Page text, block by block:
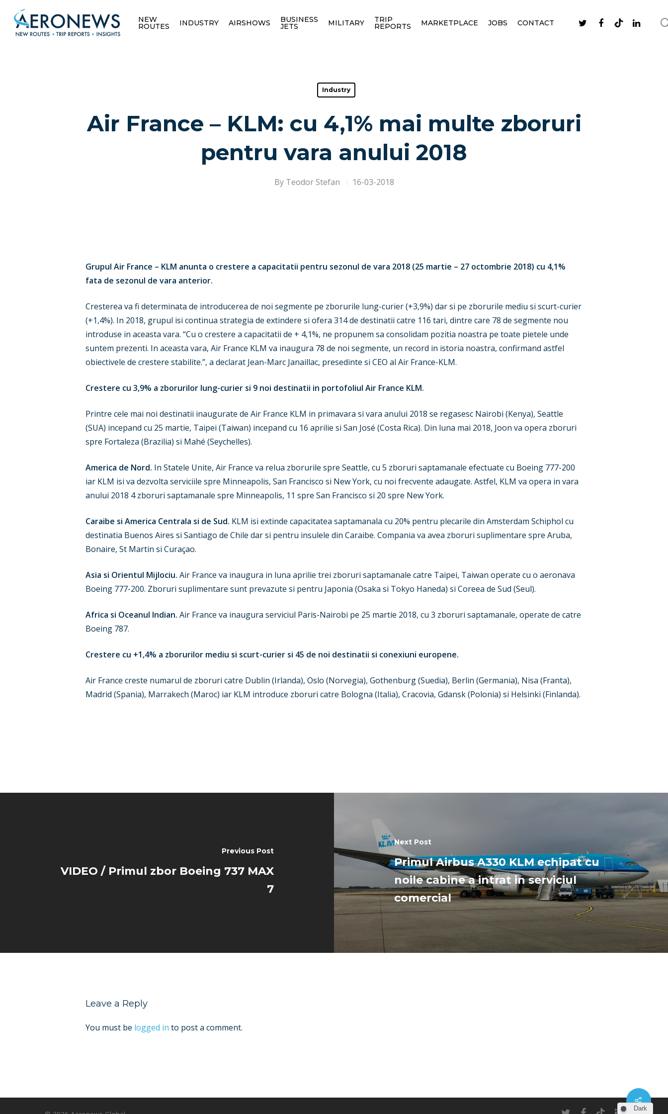
NEW
ROUTES INDUSTRY AIRSHOWS BUSINESS
JETS MILITARY TRIP
REPORTS MARKETPLACE JOBS CONTACT
Industry
Air France – KLM: cu 4,1% mai multe zboruri
pentru vara anului 2018
By Teodor Stefan 16-03-2018
Grupul Air France – KLM anunta o crestere a capacitatii pentru sezonul de vara 2018 (25 martie – 27 octombrie 2018) cu 4,1%
fata de sezonul de vara anterior.
Cresterea va fi determinata de introducerea de noi segmente pe zborurile lung-curier (+3,9%) dar si pe zborurile mediu si scurt-curier
(+1,4%). In 2018, grupul isi continua strategia de extindere si ofera 314 de destinatii catre 116 tari, dintre care 78 de segmente nou
introduse in aceasta vara. “Cu o crestere a capacitatii de + 4,1%, ne propunem sa consolidam pozitia noastra pe toate pietele unde
suntem prezenti. In aceasta vara, Air France KLM va inaugura 78 de noi segmente, un record in istoria noastra, confirmand astfel
obiectivele de crestere stabilite.”, a declarat Jean-Marc Janaillac, presedinte si CEO al Air France-KLM.
Crestere cu 3,9% a zborurilor lung-curier si 9 noi destinatii in portofoliul Air France KLM.
Printre cele mai noi destinatii inaugurate de Air France KLM in primavara si vara anului 2018 se regasesc Nairobi (Kenya), Seattle
(SUA) incepand cu 25 martie, Taipei (Taiwan) incepand cu 16 aprilie si San José (Costa Rica). Din luna mai 2018, Joon va opera zboruri
spre Fortaleza (Brazilia) si Mahé (Seychelles).
America de Nord. In Statele Unite, Air France va relua zborurile spre Seattle, cu 5 zboruri saptamanale efectuate cu Boeing 777-200
iar KLM isi va dezvolta serviciile spre Minneapolis, San Francisco si New York, cu noi frecvente adaugate. Astfel, KLM va opera in vara
anului 2018 4 zboruri saptamanale spre Minneapolis, 11 spre San Francisco si 20 spre New York.
Caraibe si America Centrala si de Sud. KLM isi extinde capacitatea saptamanala cu 20% pentru plecarile din Amsterdam Schiphol cu
destinatia Buenos Aires si Santiago de Chile dar si pentru insulele din Caraibe. Compania va avea zboruri suplimentare spre Aruba,
Bonaire, St Martin si Curaçao.
Asia si Orientul Mijlociu. Air France va inaugura in luna aprilie trei zboruri saptamanale catre Taipei, Taiwan operate cu o aeronava
Boeing 777-200. Zboruri suplimentare sunt prevazute si pentru Japonia (Osaka si Tokyo Haneda) si Coreea de Sud (Seul).
Africa si Oceanul Indian. Air France va inaugura serviciul Paris-Nairobi pe 25 martie 2018, cu 3 zboruri saptamanale, operate de catre
Boeing 787.
Crestere cu +1,4% a zborurilor mediu si scurt-curier si 45 de noi destinatii si conexiuni europene.
Air France creste numarul de zboruri catre Dublin (Irlanda), Oslo (Norvegia), Gothenburg (Suedia), Berlin (Germania), Nisa (Franta),
Madrid (Spania), Marrakech (Maroc) iar KLM introduce zboruri catre Bologna (Italia), Cracovia, Gdansk (Polonia) si Helsinki (Finlanda).
Previous Post
VIDEO / Primul zbor Boeing 737 MAX
7
Next Post
Primul Airbus A330 KLM echipat cu
noile cabine a intrat in serviciul
comercial
Leave a Reply
You must be logged in to post a comment.
Dark